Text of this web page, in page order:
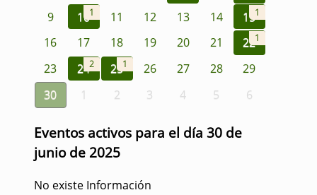
9 101 11 12 13 14 151
16 17 18 19 20 21 221
23 242 251 26 27 28
29
30
1 2 3 4 5 6
Eventos activos para el día 30 de
junio de 2025
No existe Información